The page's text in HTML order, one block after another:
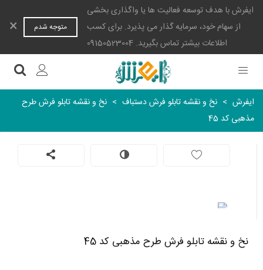
ایفرش با هدف توسعه فعالیت ها یا واگذاری بخشی
از سهام خود، سرمایه گذار می پذیرد. برای کسب
اطلاعات بیشتر تماس بگیرید. 09150523004
متوجه شدم ×
ایفرش > نخ و نقشه تابلو فرش دستباف > نخ و نقشه تابلو فرش طرح
مذهبی کد 45
نخ و نقشه تابلو فرش طرح مذهبی کد 45